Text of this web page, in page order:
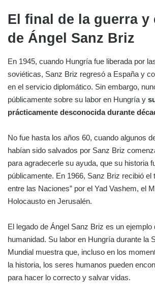
El final de la guerra y
de Ángel Sanz Briz
En 1945, cuando Hungría fue liberada por
soviéticas, Sanz Briz regresó a España y
en el servicio diplomático. Sin embargo,
públicamente sobre su labor en Hungría y
prácticamente desconocida durante
No fue hasta los años 60, cuando algunos
habían sido salvados por Sanz Briz
para agradecerle su ayuda, que su historia
públicamente. En 1966, Sanz Briz recibió el
entre las Naciones” por el Yad Vashem, el
Holocausto en Jerusalén.
El legado de Ángel Sanz Briz es un ejemplo
humanidad. Su labor en Hungría durante la
Mundial muestra que, incluso en los
la historia, los seres humanos pueden
para hacer lo correcto y salvar vidas.